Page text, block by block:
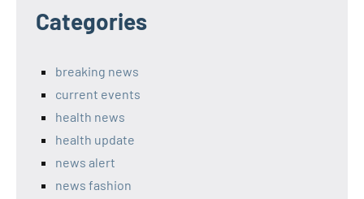
Categories
breaking news
current events
health news
health update
news alert
news fashion